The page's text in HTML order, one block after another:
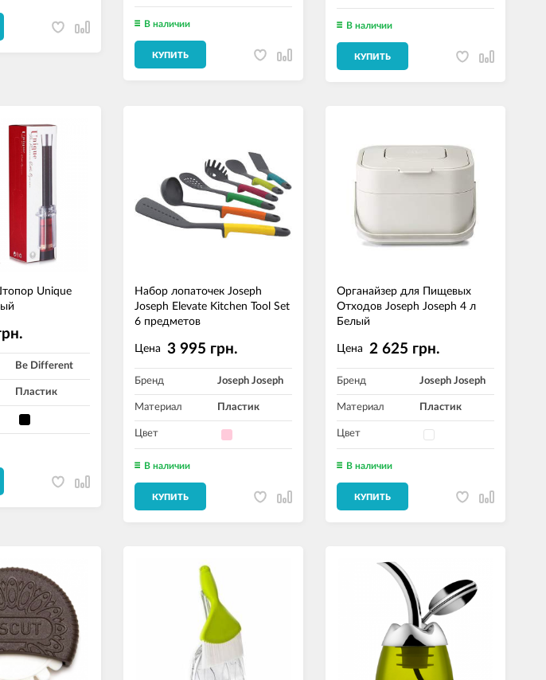
В наличии
КУПИТЬ
В наличии
КУПИТЬ
Unique
Be Different
Пластик
Набор лопаточек Joseph
Joseph Elevatе Kitchen Tool Set
6 предметов
Цена 3 995 грн.
Бренд Joseph Joseph
Материал Пластик
Цвет
В наличии
КУПИТЬ
Органайзер для Пищевых
Отходов Joseph Joseph 4 л
Белый
Цена 2 625 грн.
Бренд Joseph Joseph
Материал Пластик
Цвет
В наличии
КУПИТЬ